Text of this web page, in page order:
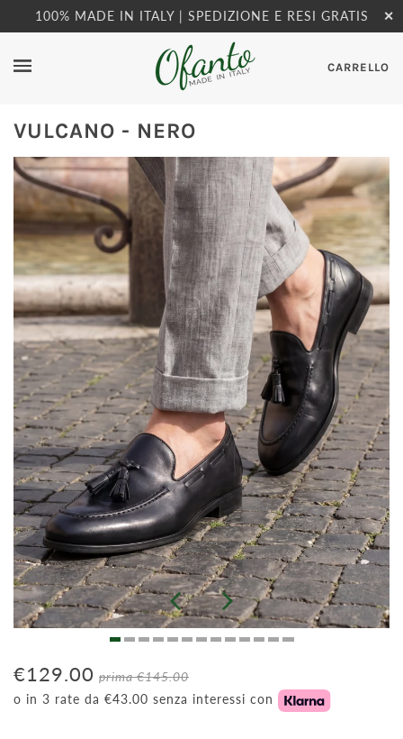
100% MADE IN ITALY | SPEDIZIONE E RESI GRATIS ✕
CARRELLO
VULCANO - NERO
€129.00 prima€145.00
o in 3 rate da €43.00 senza interessi con